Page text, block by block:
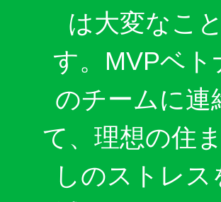
は大変なこ
す。MVPベト
のチームに連
て、理想の住
しのストレス